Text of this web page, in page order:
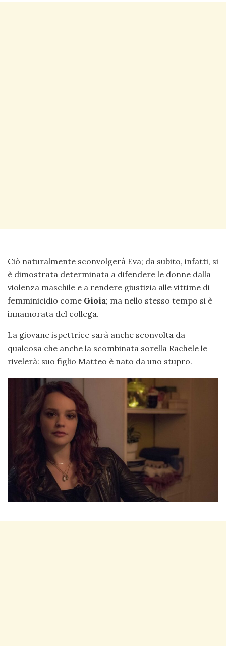
Ciò naturalmente sconvolgerà Eva; da subito, infatti, si
è dimostrata determinata a difendere le donne dalla
violenza maschile e a rendere giustizia alle vittime di
femminicidio come Gioia; ma nello stesso tempo si è
innamorata del collega.
La giovane ispettrice sarà anche sconvolta da
qualcosa che anche la scombinata sorella Rachele le
rivelerà: suo figlio Matteo è nato da uno stupro.